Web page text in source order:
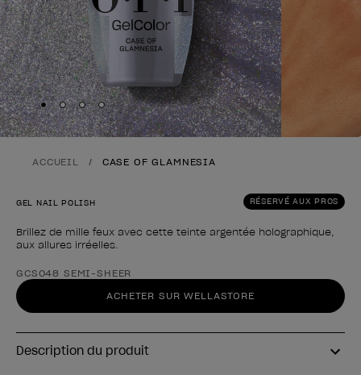
Skip to slide1
Skip to slide2
Skip to slide3
Skip to slide4
ACCUEIL CASE OF GLAMNESIA
RÉSERVÉ AUX PROS
GEL NAIL POLISH
Brillez de mille feux avec cette teinte argentée holographique,
aux allures irréelles.
Forme du produit
GCS048 SEMI-SHEER
ACHETER SUR WELLASTORE
Description du produit